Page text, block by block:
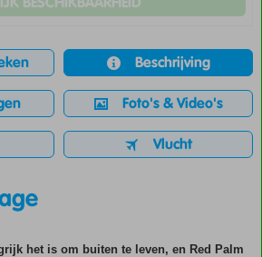
Beschrijving
Foto's & Video's
Vlucht
het is om buiten te leven, en Red Palm